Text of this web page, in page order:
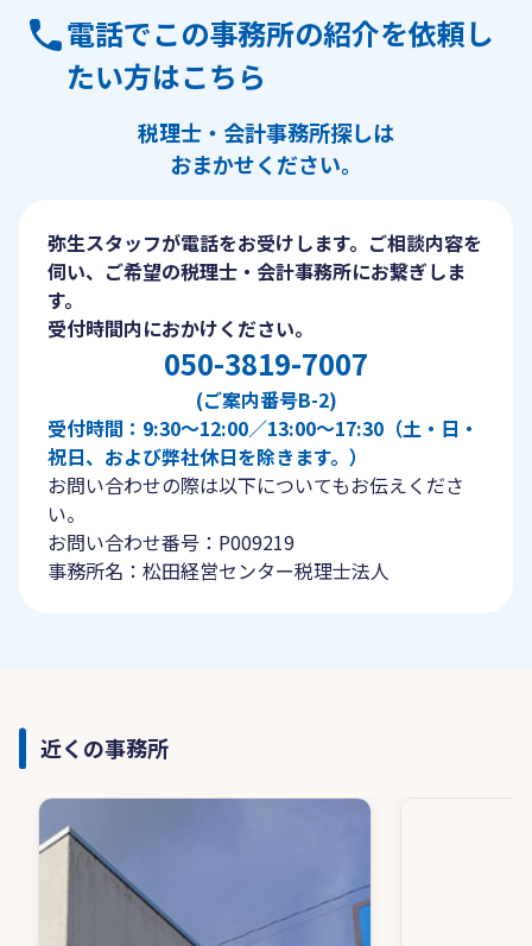
電話でこの事務所の紹介を依頼し
たい方はこちら
税理士・会計事務所探しは
おまかせください。
弥生スタッフが電話をお受けします。ご相談内容を
伺い、ご希望の税理士・会計事務所にお繋ぎしま
す。
受付時間内におかけください。
050-3819-7007
(ご案内番号B-2)
受付時間：9:30〜12:00／13:00〜17:30（土・日・
祝日、および弊社休日を除きます。）
お問い合わせの際は以下についてもお伝えくださ
い。
お問い合わせ番号：P009219
事務所名：松田経営センター税理士法人
近くの事務所